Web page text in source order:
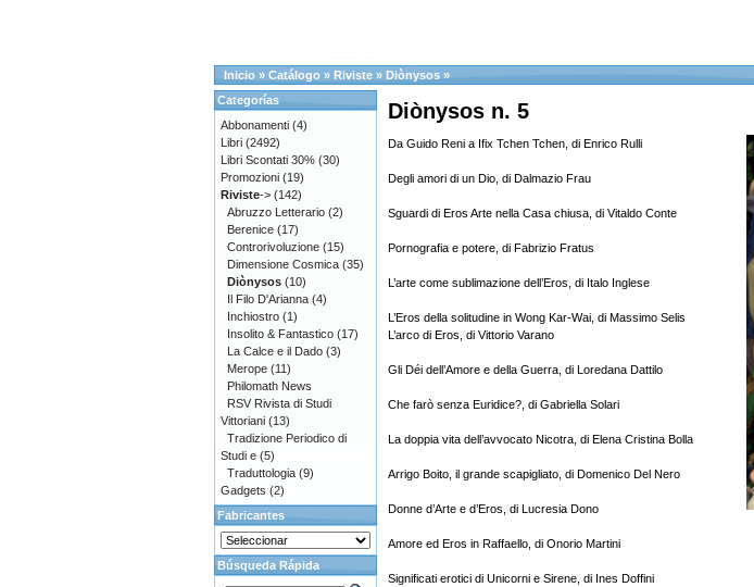
Inicio » Catálogo » Riviste » Diònysos »
Diònysos n. 5
Da Guido Reni a Ifix Tchen Tchen, di Enrico Rulli
Degli amori di un Dio, di Dalmazio Frau
Sguardi di Eros Arte nella Casa chiusa, di Vitaldo Conte
Pornografia e potere, di Fabrizio Fratus
L’arte come sublimazione dell’Eros, di Italo Inglese
L’Eros della solitudine in Wong Kar-Wai, di Massimo Selis
L’arco di Eros, di Vittorio Varano
Gli Déi dell’Amore e della Guerra, di Loredana Dattilo
Che farò senza Euridice?, di Gabriella Solari
La doppia vita dell’avvocato Nicotra, di Elena Cristina Bolla
Arrigo Boito, il grande scapigliato, di Domenico Del Nero
Donne d’Arte e d’Eros, di Lucresia Dono
Amore ed Eros in Raffaello, di Onorio Martini
Significati erotici di Unicorni e Sirene, di Ines Doffini
Categorías
Abbonamenti (4)
Libri (2492)
Libri Scontati 30% (30)
Promozioni (19)
Riviste-> (142)
Abruzzo Letterario (2)
Berenice (17)
Controrivoluzione (15)
Dimensione Cosmica (35)
Diònysos (10)
Il Filo D'Arianna (4)
Inchiostro (1)
Insolito & Fantastico (17)
La Calce e il Dado (3)
Merope (11)
Philomath News
RSV Rivista di Studi
Vittoriani (13)
Tradizione Periodico di
Studi e (5)
Traduttologia (9)
Gadgets (2)
Fabricantes
Búsqueda Rápida